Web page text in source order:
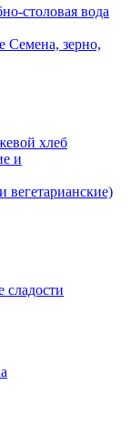
столовая вода
Семена, зерно,
хлеб
вегетарианские)
сладости